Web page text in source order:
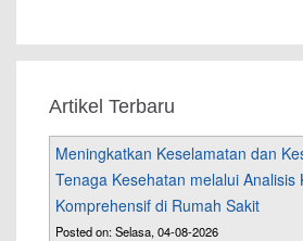
Artikel Terbaru
Meningkatkan Keselamatan dan
Tenaga Kesehatan melalui Analisis
Komprehensif di Rumah Sakit
Posted on: Selasa, 04-08-2026